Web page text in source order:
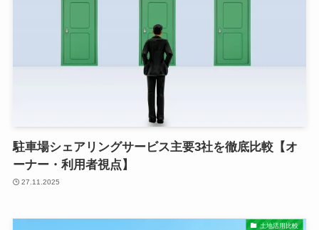
駐車場シェアリングサービス主要3社を徹底比較【オ
ーナー・利用者視点】
27.11.2025
土地活用比較